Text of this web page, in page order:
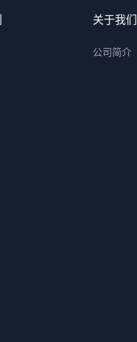
关于我们
公司简介